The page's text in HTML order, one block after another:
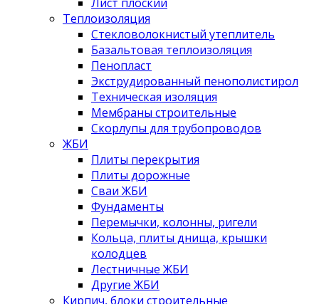
Лист плоский
Теплоизоляция
Стекловолокнистый утеплитель
Базальтовая теплоизоляция
Пенопласт
Экструдированный пенополистирол
Техническая изоляция
Мембраны строительные
Скорлупы для трубопроводов
ЖБИ
Плиты перекрытия
Плиты дорожные
Сваи ЖБИ
Фундаменты
Перемычки, колонны, ригели
Кольца, плиты днища, крышки
колодцев
Лестничные ЖБИ
Другие ЖБИ
Кирпич, блоки строительные